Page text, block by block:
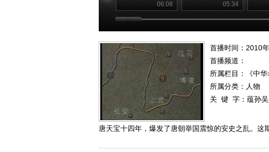
06:08 05:34
首播时间：2010
首播频道：
所属栏目：
《中
所属分类：人物
关 键 字： 蕴孙
唐天宝十四年，爆发了唐朝举国震惊的安史之乱。这